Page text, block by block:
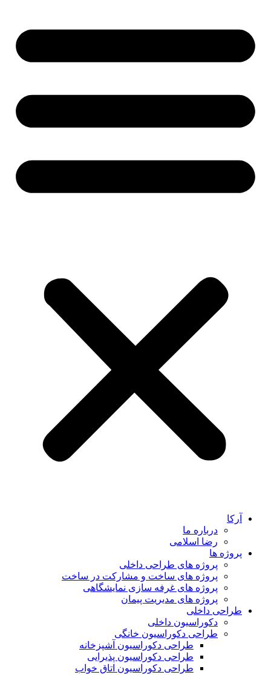
آرکا
درباره ما
رضا اسلامی
پروژه ها
پروژه های طراحی داخلی
پروژه های ساخت و مشارکت در ساخت
پروژه های غرفه سازی نمایشگاهی
پروژه های مدیریت پیمان
طراحی داخلی
دکوراسیون داخلی
طراحی دکوراسیون خانگی
طراحی دکوراسیون آشپزخانه
طراحی دکوراسیون پذیرایی
طراحی دکوراسیون اتاق خواب